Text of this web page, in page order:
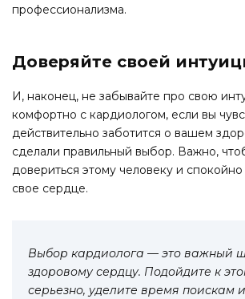
профессионализма.
Доверяйте своей
И, наконец, не забывайте про свою
комфортно с кардиологом, если вы
действительно заботится о вашем
сделали правильный выбор. Важно,
довериться этому человеку и
свое сердце.
Выбор кардиолога — это важный
здоровому сердцу. Подойдите к
серьезно, уделите время поискам